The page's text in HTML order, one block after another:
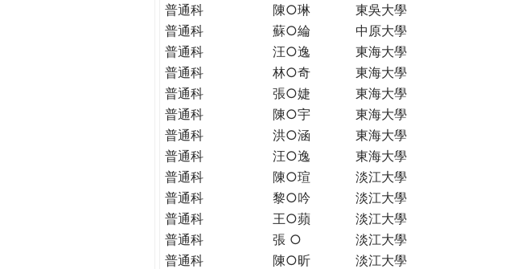
普通科
陳○琳 東吳大學
普通科
蘇○綸 中原大學
普通科
汪○逸 東海大學
普通科
林○奇 東海大學
普通科
張○婕 東海大學
普通科
陳○宇 東海大學
普通科
洪○涵 東海大學
普通科
汪○逸 東海大學
普通科
陳○瑄 淡江大學
普通科
黎○吟 淡江大學
普通科
王○蘋 淡江大學
普通科
張 ○ 淡江大學
普通科
陳○昕 淡江大學